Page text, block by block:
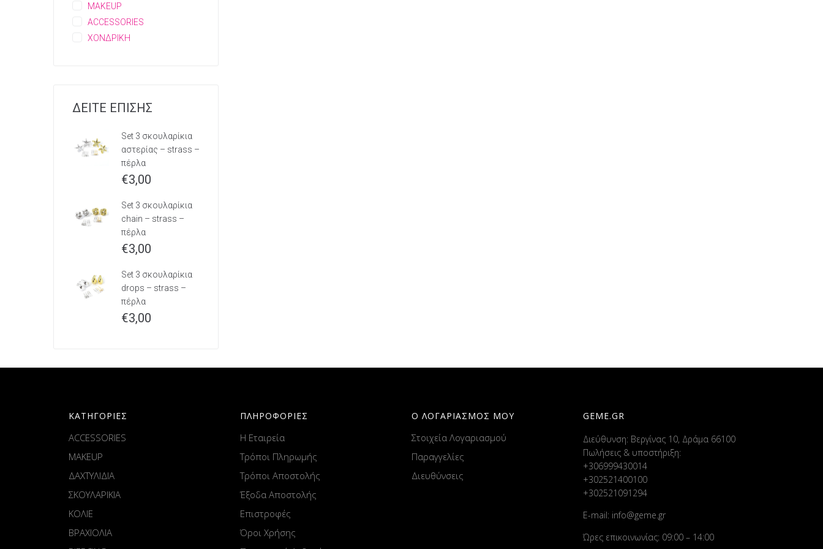
MAKEUP
ACCESSORIES
ΧΟΝΔΡΙΚΗ
ΔΕΙΤΕ ΕΠΙΣΗΣ
Set 3 σκουλαρίκια
αστερίας – strass –
πέρλα
€3,00
Set 3 σκουλαρίκια
chain – strass –
πέρλα
€3,00
Set 3 σκουλαρίκια
drops – strass –
πέρλα
€3,00
ΚΑΤΗΓΟΡΙΕΣ
ACCESSORIES
MAKEUP
ΔΑΧΤΥΛΙΔΙΑ
ΣΚΟΥΛΑΡΙΚΙΑ
ΚΟΛΙΕ
ΒΡΑΧΙΟΛΙΑ
ΠΛΗΡΟΦΟΡΙΕΣ
Η Εταιρεία
Τρόποι Πληρωμής
Τρόποι Αποστολής
Έξοδα Αποστολής
Επιστροφές
Όροι Χρήσης
Ο ΛΟΓΑΡΙΑΣΜΟΣ ΜΟΥ
Στοιχεία Λογαριασμού
Παραγγελίες
Διευθύνσεις
GEME.GR
Διεύθυνση: Βεργίνας 10, Δράμα 66100
Πωλήσεις & υποστήριξη:
+306999430014
+302521400100
+302521091294
E-mail: info@geme.gr
Ώρες επικοινωνίας: 09:00 – 14:00